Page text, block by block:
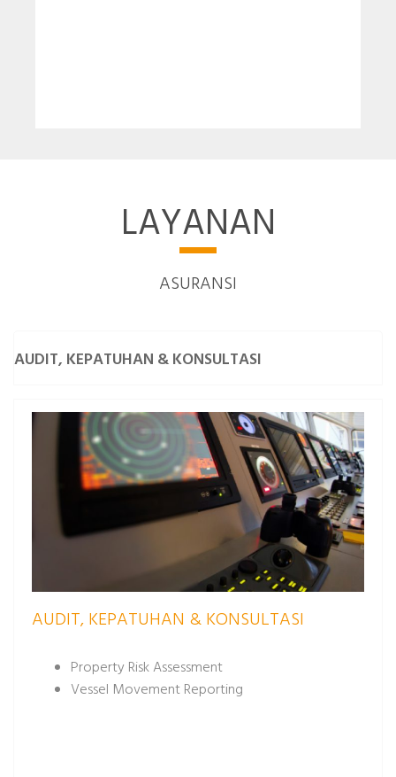
LAYANAN
ASURANSI
AUDIT, KEPATUHAN & KONSULTASI
AUDIT, KEPATUHAN & KONSULTASI
Property Risk Assessment
Vessel Movement Reporting